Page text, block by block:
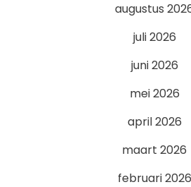
augustus
juli 2026
juni 2026
mei 2026
april 2026
maart 2026
februari 2026